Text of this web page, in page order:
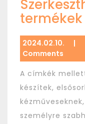
termékek
2024.02.10. |
Comments
A címkék
készítek,
személyre